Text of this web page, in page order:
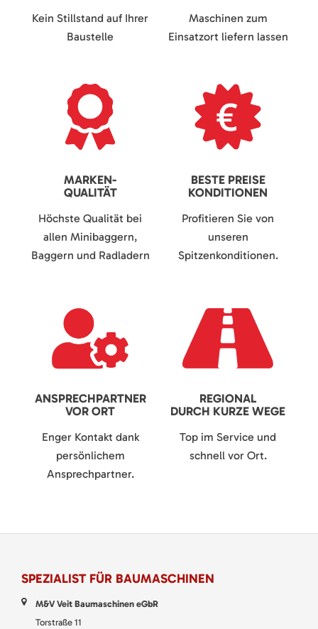
Kein Stillstand auf Ihrer
Baustelle
Maschinen zum
Einsatzort liefern lassen
MARKEN-
QUALITÄT
Höchste Qualität bei
allen Minibaggern,
Baggern und Radladern
BESTE PREISE
KONDITIONEN
Profitieren Sie von
unseren
Spitzenkonditionen.
ANSPRECHPARTNER
VOR ORT
Enger Kontakt dank
persönlichem
Ansprechpartner.
REGIONAL
DURCH KURZE WEGE
Top im Service und
schnell vor Ort.
SPEZIALIST FÜR BAUMASCHINEN
M&V Veit Baumaschinen eGbR
Torstraße 11